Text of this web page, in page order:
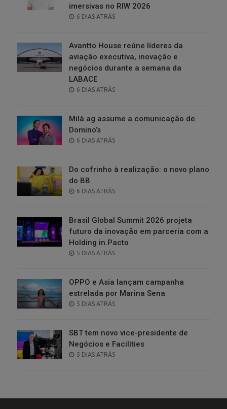
imersivas no RIW 2026
POSTED
6 DIAS ATRÁS
Avantto House reúne líderes da
aviação executiva, inovação e
negócios durante a semana da
LABACE
POSTED
6 DIAS ATRÁS
Milà.ag assume a comunicação de
Domino’s
POSTED
6 DIAS ATRÁS
Do cofrinho à realização: o novo plano
do BB
POSTED
6 DIAS ATRÁS
Brasil Global Summit 2026 projeta
futuro da inovação em parceria com a
Holding in.Pacto
POSTED
5 DIAS ATRÁS
OPPO e Asia lançam campanha
estrelada por Marina Sena
POSTED
5 DIAS ATRÁS
SBT tem novo vice-presidente de
Negócios e Facilities
POSTED
5 DIAS ATRÁS